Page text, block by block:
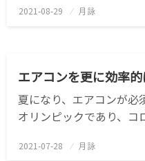
投
2021-08-29 月詠
エアコンを更に効率
夏になり、エアコンが必
オリンピックであり、
投
2021-07-28 月詠